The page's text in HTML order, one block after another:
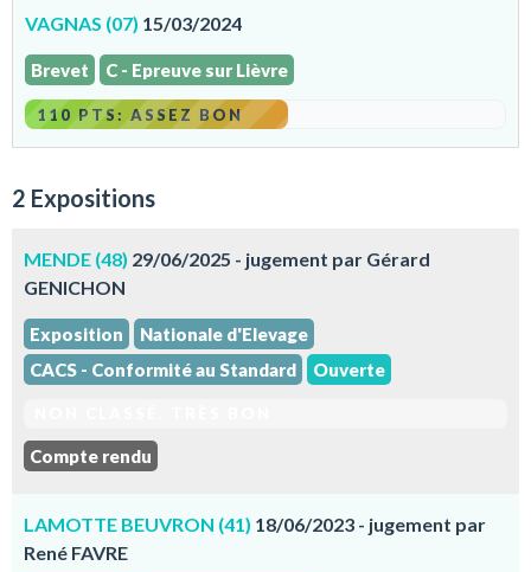
VAGNAS (07) 15/03/2024
Brevet C - Epreuve sur Lièvre
110 PTS: ASSEZ BON
2 Expositions
MENDE (48) 29/06/2025 - jugement par Gérard
GENICHON
Exposition
Nationale d'Elevage
CACS - Conformité au Standard
Ouverte
Compte rendu
LAMOTTE BEUVRON (41) 18/06/2023 - jugement par
René FAVRE